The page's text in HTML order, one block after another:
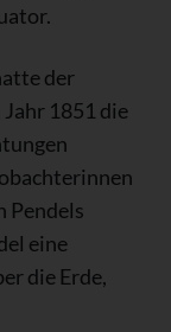
der
1851 die
Pendels
eine
die Erde,